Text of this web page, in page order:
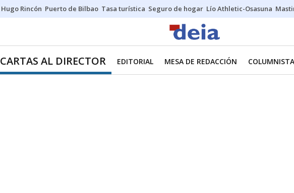
Hugo Rincón Puerto de Bilbao Tasa turística Seguro de hogar Lío Athletic-Osasuna
CARTAS AL DIRECTOR EDITORIAL MESA DE REDACCIÓN